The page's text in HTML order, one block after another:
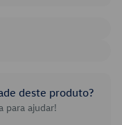
deste produto?
para ajudar!